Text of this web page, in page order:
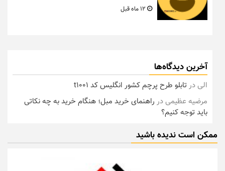
آخرین دیدگاه‌ها
الیدرتابلو طرح پرچم کشور انگلیس کد t1001
مرضیه عظیمیدر راهنمای خرید مبل؛ هنگام خرید به چه نکاتی
باید توجه کنیم؟
ممکن است ندیده باشید